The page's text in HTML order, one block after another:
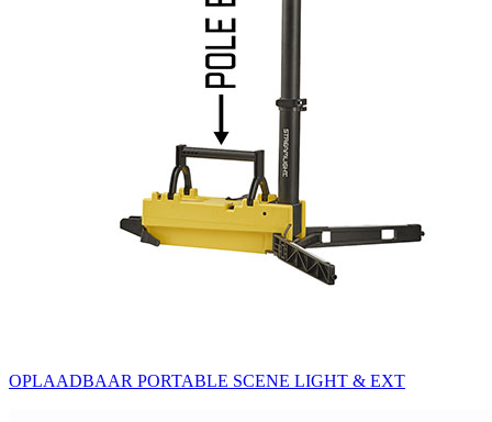
OPLAADBAAR PORTABLE SCENE LIGHT & EXT